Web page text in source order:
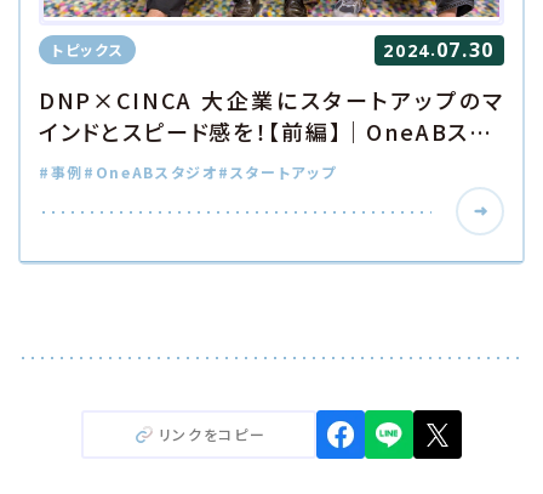
トピックス 2024.07.30
DNP×CINCA 大企業にスタートアップのマ
インドとスピード感を！【前編】｜OneABス…
#事例#OneABスタジオ#スタートアップ
リンクをコピー